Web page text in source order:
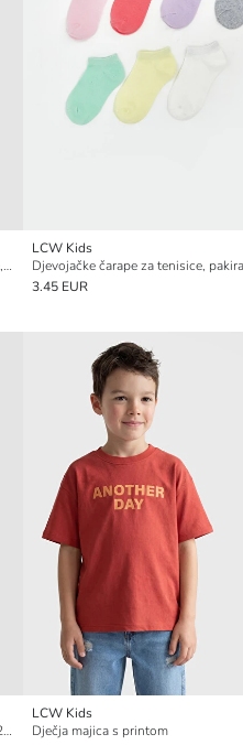
Tiskani bodi za bebe dječake na kopčanje, pakiranje od 2 komada
LCW Kids
3.45 EUR
Tiskane dječje kratke hlače, pakiranje od 2 komada
LCW Kids
Dječja majica s printom